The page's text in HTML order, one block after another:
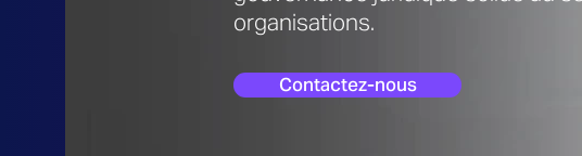
organisations.
Contactez-nous